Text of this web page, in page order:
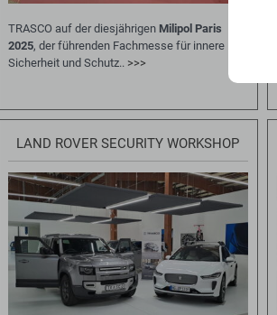
TRASCO auf der diesjährigen Milipol Paris
2025, der führenden Fachmesse für innere
Sicherheit und Schutz.. >>>
LAND ROVER SECURITY WORKSHOP